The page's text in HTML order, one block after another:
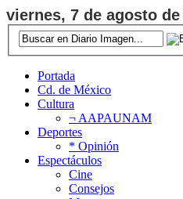
viernes, 7 de agosto
Portada
Cd. de México
Cultura
¬ AAPAUNAM
Deportes
* Opinión
Espectáculos
Cine
Consejos